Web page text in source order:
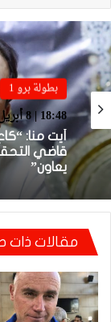
بطولة برو 1
18:48 | 8 أبريل، 2026
أيت منا:
قاضي
يعاون”
بطولة برو 1
22:23 | 6 أبريل، 2026
توالي
تعادل جديد
مقالات ذات